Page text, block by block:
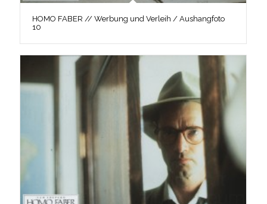
HOMO FABER // Werbung und Verleih / Aushangfoto
10